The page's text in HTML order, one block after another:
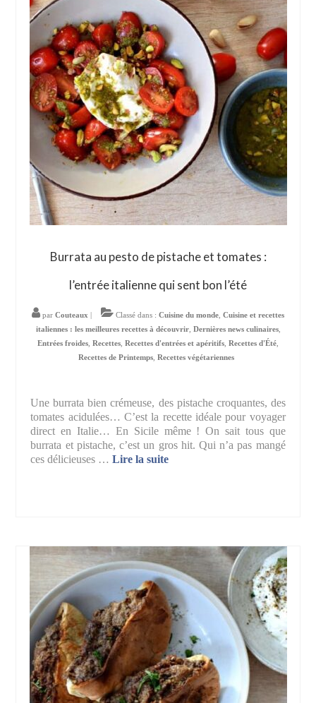
Burrata au pesto de pistache et tomates :
l’entrée italienne qui sent bon l’été
par Couteaux Classé dans : Cuisine du monde Cuisine et recettes
italiennes : les meilleures recettes à découvrir, Dernières news culinaires,
Entrées froides Recettes Recettes d'entrées et apéritifs Recettes d'Été
Recettes de Printemps Recettes végétariennes
Une burrata bien crémeuse, des pistache croquantes, des
tomates acidulées… C’est la recette idéale pour voyager
direct en Italie… En Sicile même ! On sait tous que
burrata et pistache, c’est un gros hit. Qui n’a pas mangé
ces délicieuses …Lire la suite­­